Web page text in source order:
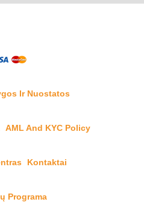
Ir Nuostatos
AML And KYC Policy
Kontaktai
Programa